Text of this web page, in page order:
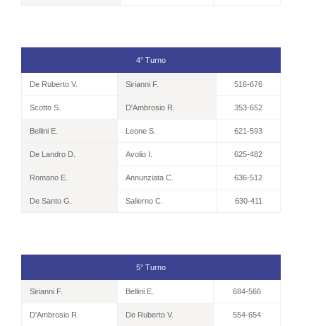
4° Turno
De Ruberto V. Sirianni F. 516-676
Scotto S. D'Ambrosio R. 353-652
Bellini E. Leone S. 621-593
De Landro D. Avolio I. 625-482
Romano E. Annunziata C. 636-512
De Santo G. Salierno C. 630-411
5° Turno
Sirianni F. Bellini E. 684-566
D'Ambrosio R. De Ruberto V. 554-654